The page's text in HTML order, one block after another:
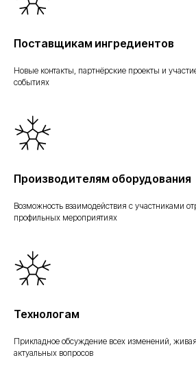
Поставщикам ингредиентов
Новые контакты, партнёрские проекты и
событиях
Производителям оборудования
Возможность взаимодействия с участниками
профильных мероприятиях
Технологам
Прикладное обсуждение всех изменений,
актуальных вопросов